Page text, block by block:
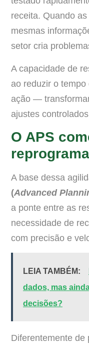
receita. Quando
mesmas
setor cria
A capacidade de
ao reduzir o
ação —
ajustes
O APS
A base dessa
(Advanced
a ponte entre as
necessidade de
com precisão e
LEIA TAMBÉM:
dados, mas
decisões?
Diferentemente de